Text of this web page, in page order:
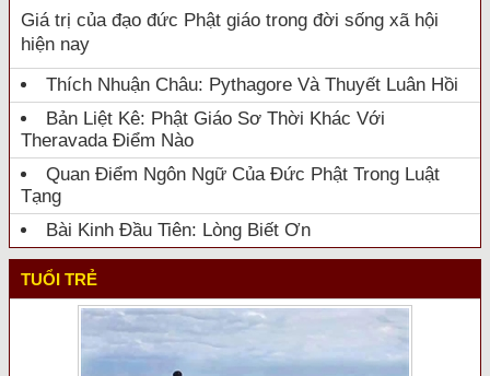
Giá trị của đạo đức Phật giáo trong đời sống xã hội
hiện nay
Thích Nhuận Châu: Pythagore Và Thuyết Luân Hồi
Bản Liệt Kê: Phật Giáo Sơ Thời Khác Với
Theravada Điểm Nào
Quan Điểm Ngôn Ngữ Của Đức Phật Trong Luật
Tạng
Bài Kinh Đầu Tiên: Lòng Biết Ơn
TUỔI TRẺ